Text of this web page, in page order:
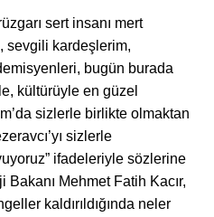
sert insanı mert
sevgili kardeşlerim,
bugün burada
kültürüyle en güzel
sizlerle birlikte olmaktan
sizlerle
ifadeleriyle sözlerine
Mehmet Fatih Kacır,
kaldırıldığında neler